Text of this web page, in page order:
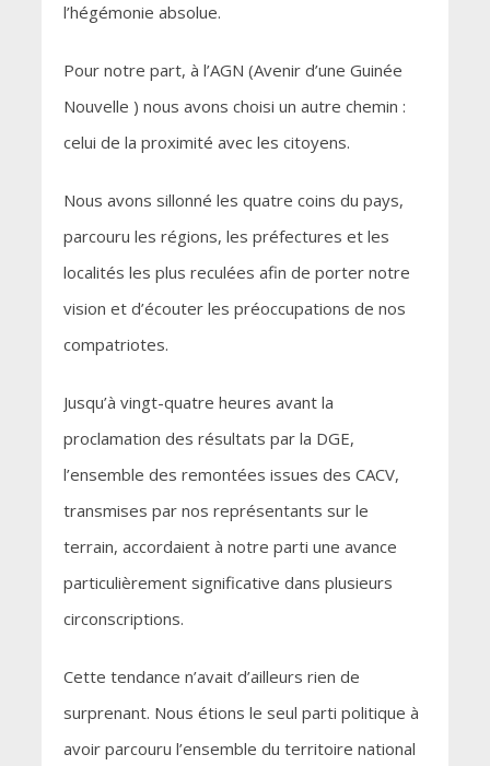
l’hégémonie absolue.
Pour notre part, à l’AGN (Avenir d’une Guinée
Nouvelle ) nous avons choisi un autre chemin :
celui de la proximité avec les citoyens.
Nous avons sillonné les quatre coins du pays,
parcouru les régions, les préfectures et les
localités les plus reculées afin de porter notre
vision et d’écouter les préoccupations de nos
compatriotes.
Jusqu’à vingt-quatre heures avant la
proclamation des résultats par la DGE,
l’ensemble des remontées issues des CACV,
transmises par nos représentants sur le
terrain, accordaient à notre parti une avance
particulièrement significative dans plusieurs
circonscriptions.
Cette tendance n’avait d’ailleurs rien de
surprenant. Nous étions le seul parti politique à
avoir parcouru l’ensemble du territoire national